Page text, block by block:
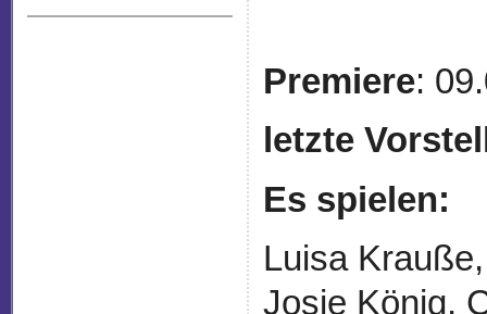
Premiere:
letzte
Es spielen:
Luisa
Josie König,